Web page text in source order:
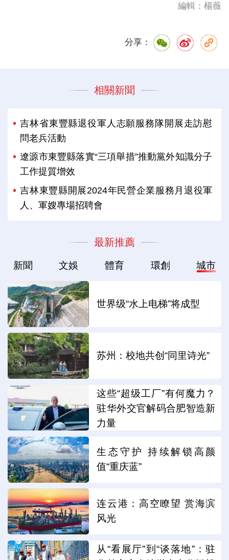
編輯：楊薇
分享：
相關新聞
吉林省東豐縣退役軍人志願服務隊開展走訪慰
問老兵活動
遼源市東豐縣落實“三項舉措”推動黨外知識分子
工作提質增效
吉林東豐縣開展2024年民營企業服務月退役軍
人、軍嫂專場招聘會
最新推薦
新聞 文娛 體育 環創 城市
世界级“水上电梯”将成型
苏州：校地共创“同里诗光”
这些“超级工厂”有何魔力？
驻华外交官解码合肥智造新
力量
生态守护 持续解锁高颜
值“重庆蓝”
连云港：高空瞭望 赏海滨
风光
从“看展厅”到“谈落地”：驻